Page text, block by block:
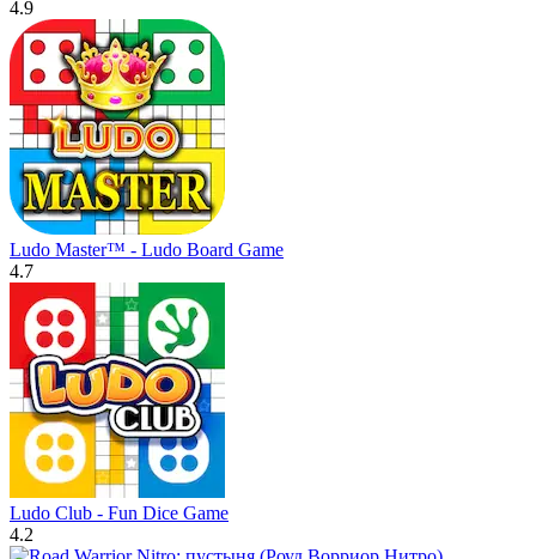
4.9
Ludo Master™ - Ludo Board Game
4.7
Ludo Club - Fun Dice Game
4.2